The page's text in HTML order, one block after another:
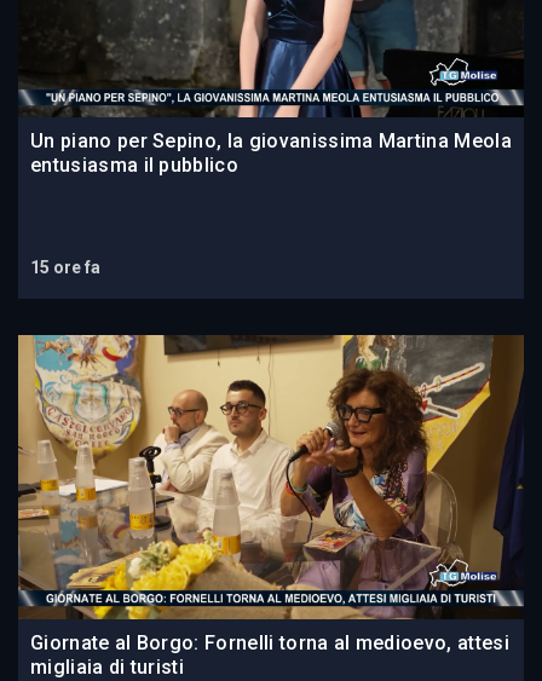
Un piano per Sepino, la giovanissima Martina Meola
entusiasma il pubblico
15 ore fa
Giornate al Borgo: Fornelli torna al medioevo, attesi
migliaia di turisti